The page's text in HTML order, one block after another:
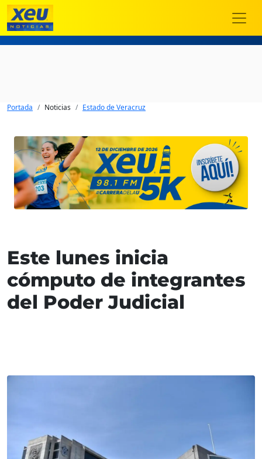
Portada Noticias Estado de Veracruz
Este lunes inicia
cómputo de integrantes
del Poder Judicial